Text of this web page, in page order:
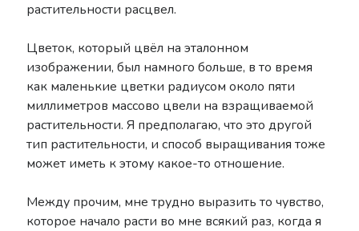
растительности расцвел.
Цветок, который цвёл на эталонном
изображении, был намного больше, в то время
как маленькие цветки радиусом около пяти
миллиметров массово цвели на взращиваемой
растительности. Я предполагаю, что это другой
тип растительности, и способ выращивания тоже
может иметь к этому какое-то отношение.
Между прочим, мне трудно выразить то чувство,
которое начало расти во мне всякий раз, когда я